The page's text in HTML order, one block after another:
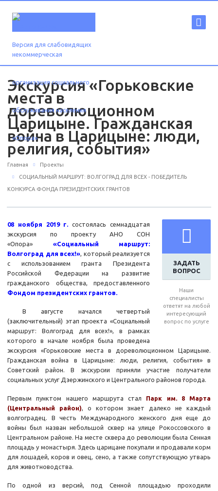
Версия для слабовидящих
Экскурсия «Горьковские
места в
дореволюционном
Царицыне. Гражданская
война в Царицыне: люди,
религия, события»
Главная Проекты
СОЦИАЛЬНЫЙ МАРШРУТ: ВОЛГОГРАД ДЛЯ ВСЕХ - ПОБЕДИТЕЛЬ
КОНКУРСА ФОНДА ПРЕЗИДЕНТСКИХ ГРАНТОВ
ЗАДАТЬ
ВОПРОС
Наши
специалисты
ответят на любой
интересующий
вопрос по услуге
08 ноября 2019 г. состоялась семнадцатая
экскурсия по проекту АНО СОН
«Опора» «Социальный маршрут:
Волгоград для всех!», который реализуется
с использованием гранта Президента
Российской Федерации на развитие
гражданского общества, предоставленного
Фондом президентских грантов.
В августе начался четвертый
(заключительный) этап проекта «Социальный
маршрут: Волгоград для всех!», в рамках
которого в начале ноября была проведена
экскурсия «Горьковские места в дореволюционном Царицыне.
Гражданская война в Царицыне: люди, религия, события» в
Советский район. В экскурсии приняли участие получатели
социальных услуг Дзержинского и Центрального районов города.
Первым пунктом нашего маршрута стал Парк им. 8 Марта
(Центральный район), о котором знает далеко не каждый
волгоградец. В честь Международного женского дня еще до
войны был назван небольшой сквер на улице Рокоссовского в
Центральном районе. На месте сквера до революции была Сенная
площадь у монастыря. Здесь царицане покупали и продавали корм
для лошадей, коров и овец, сено, а также сопутствующую утварь
для животноводства.
По одной из версий, под Сенной площадью проходили